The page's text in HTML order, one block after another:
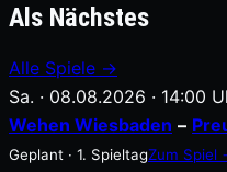
Als Nächstes
Alle Spiele →
Sa. · 08.08.2026 · 14:00
Wehen Wiesbaden –
Geplant · 1. SpieltagZum Spiel